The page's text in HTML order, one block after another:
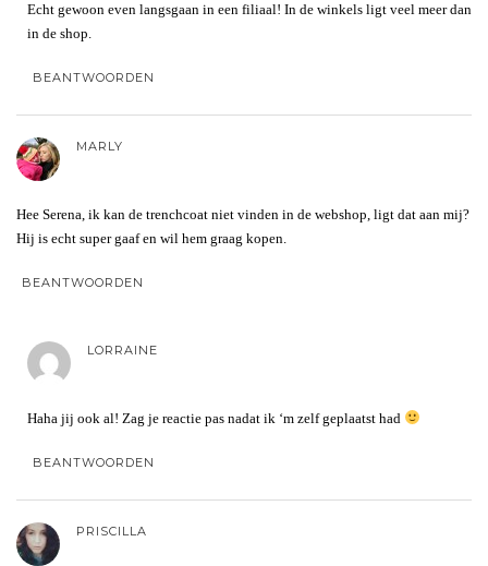
Echt gewoon even langsgaan in een filiaal! In de winkels ligt veel meer dan
in de shop.
BEANTWOORDEN
MARLY
Hee Serena, ik kan de trenchcoat niet vinden in de webshop, ligt dat aan mij?
Hij is echt super gaaf en wil hem graag kopen.
BEANTWOORDEN
LORRAINE
Haha jij ook al! Zag je reactie pas nadat ik ‘m zelf geplaatst had
BEANTWOORDEN
PRISCILLA